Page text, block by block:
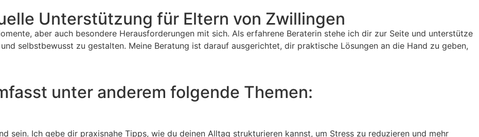
Unterstützung für Eltern von Zwillingen
aber auch besondere Herausforderungen mit sich. Als erfahrene Beraterin stehe ich dir zur Seite und unterstütze
selbstbewusst zu gestalten. Meine Beratung ist darauf ausgerichtet, dir praktische Lösungen an die Hand zu geben,
unter anderem folgende Themen:
sein. Ich gebe dir praxisnahe Tipps, wie du deinen Alltag strukturieren kannst, um Stress zu reduzieren und mehr